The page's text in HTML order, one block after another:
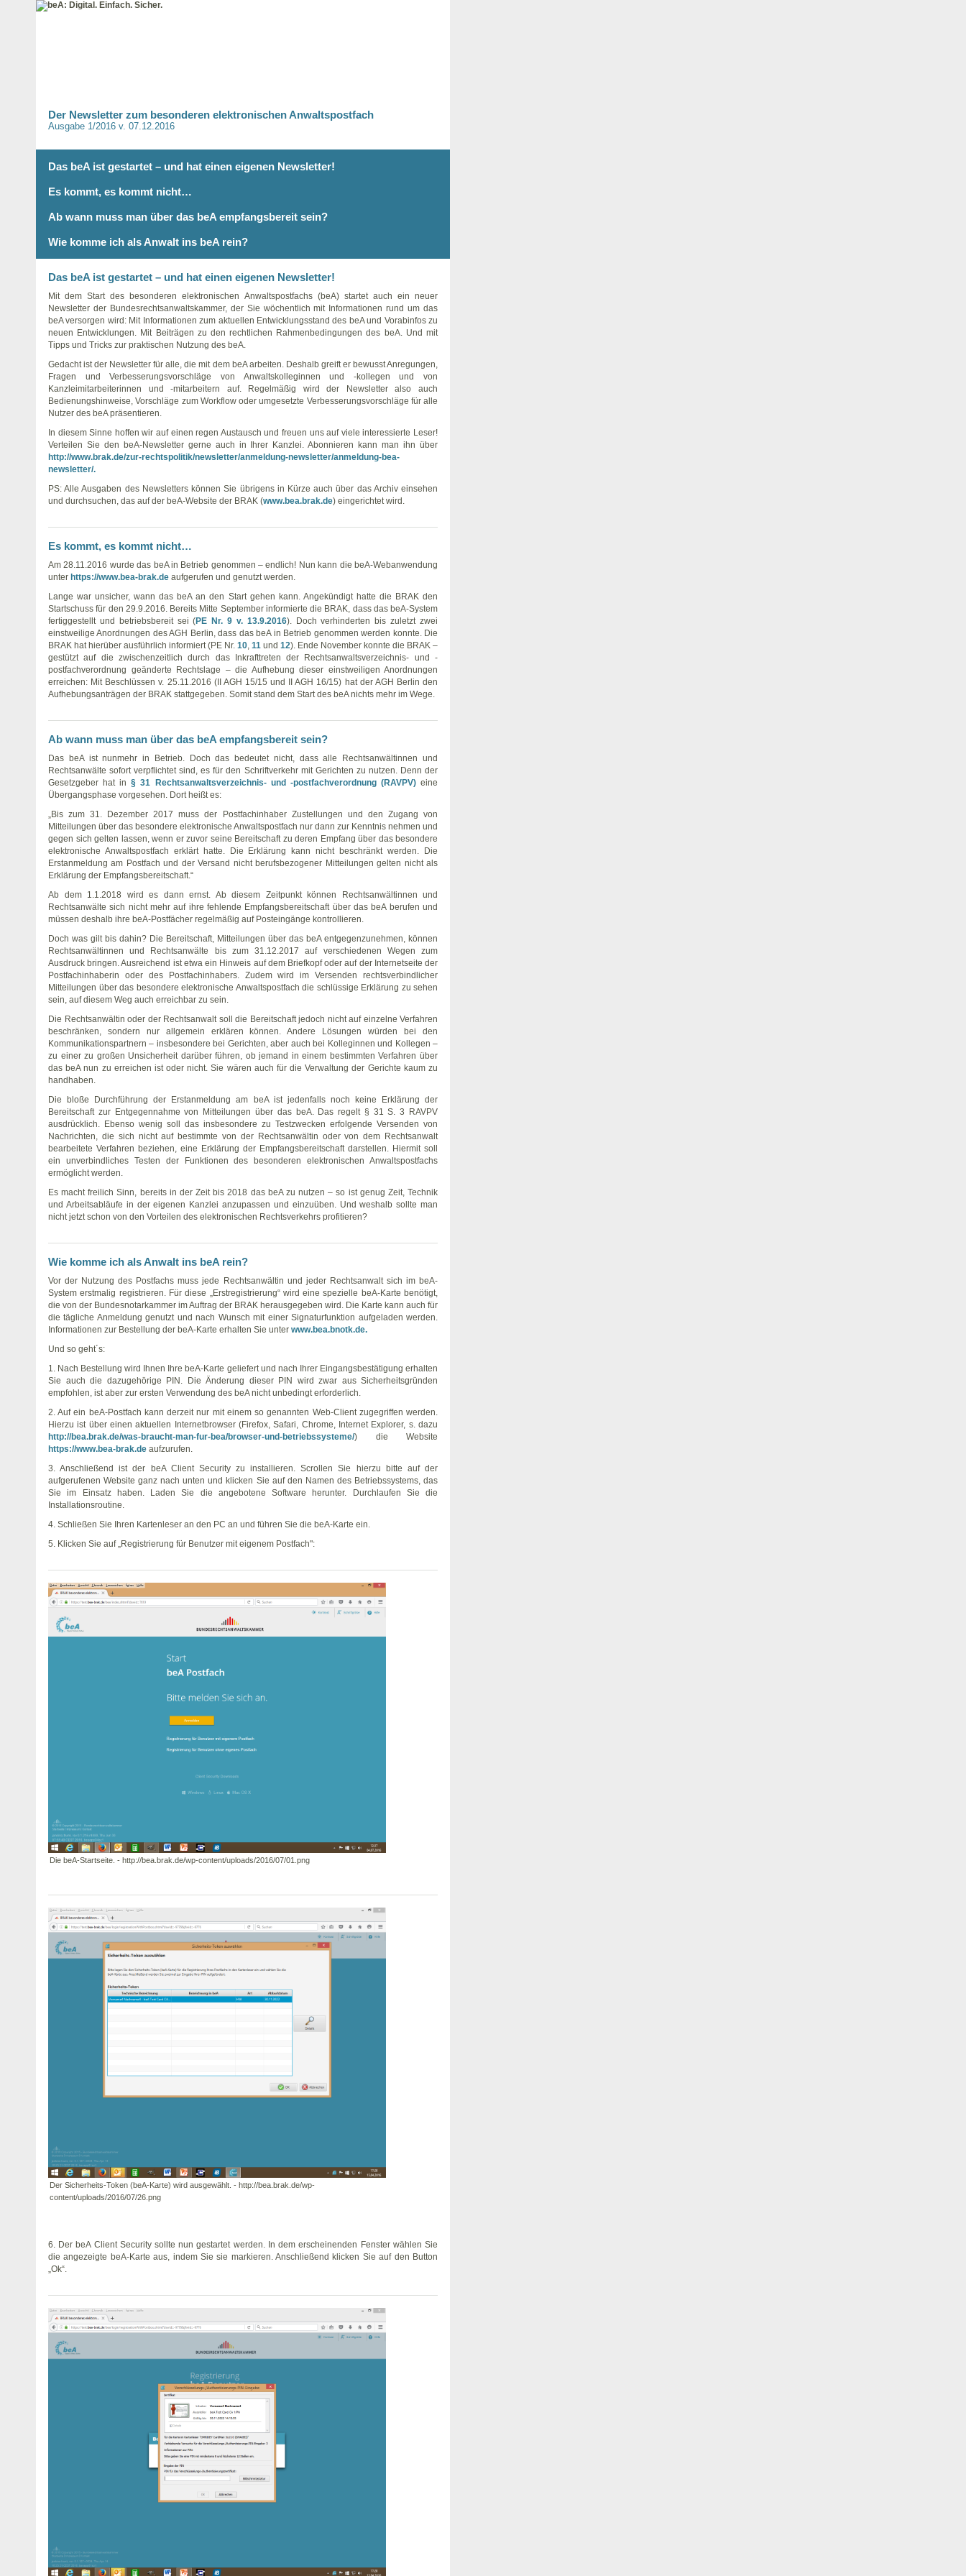
Der Newsletter zum besonderen elektronischen Anwaltspostfach
Ausgabe 1/2016 v. 07.12.2016
Das beA ist gestartet – und hat einen eigenen Newsletter!
Es kommt, es kommt nicht…
Ab wann muss man über das beA empfangsbereit sein?
Wie komme ich als Anwalt ins beA rein?
Das beA ist gestartet – und hat einen eigenen Newsletter!
Mit dem Start des besonderen elektronischen Anwaltspostfachs (beA) startet auch ein neuer
Newsletter der Bundesrechtsanwaltskammer, der Sie wöchentlich mit Informationen rund um das
beA versorgen wird: Mit Informationen zum aktuellen Entwicklungsstand des beA und Vorabinfos zu
neuen Entwicklungen. Mit Beiträgen zu den rechtlichen Rahmenbedingungen des beA. Und mit
Tipps und Tricks zur praktischen Nutzung des beA.
Gedacht ist der Newsletter für alle, die mit dem beA arbeiten. Deshalb greift er bewusst Anregungen,
Fragen und Verbesserungsvorschläge von Anwaltskolleginnen und -kollegen und von
Kanzleimitarbeiterinnen und -mitarbeitern auf. Regelmäßig wird der Newsletter also auch
Bedienungshinweise, Vorschläge zum Workflow oder umgesetzte Verbesserungsvorschläge für alle
Nutzer des beA präsentieren.
In diesem Sinne hoffen wir auf einen regen Austausch und freuen uns auf viele interessierte Leser!
Verteilen Sie den beA-Newsletter gerne auch in Ihrer Kanzlei. Abonnieren kann man ihn über
http://www.brak.de/zur-rechtspolitik/newsletter/anmeldung-newsletter/anmeldung-bea-
newsletter/.
PS: Alle Ausgaben des Newsletters können Sie übrigens in Kürze auch über das Archiv einsehen
und durchsuchen, das auf der beA-Website der BRAK (www.bea.brak.de) eingerichtet wird.
Es kommt, es kommt nicht…
Am 28.11.2016 wurde das beA in Betrieb genommen – endlich! Nun kann die beA-Webanwendung
unter https://www.bea-brak.de aufgerufen und genutzt werden.
Lange war unsicher, wann das beA an den Start gehen kann. Angekündigt hatte die BRAK den
Startschuss für den 29.9.2016. Bereits Mitte September informierte die BRAK, dass das beA-System
fertiggestellt und betriebsbereit sei (PE Nr. 9 v. 13.9.2016). Doch verhinderten bis zuletzt zwei
einstweilige Anordnungen des AGH Berlin, dass das beA in Betrieb genommen werden konnte. Die
BRAK hat hierüber ausführlich informiert (PE Nr. 10, 11 und 12). Ende November konnte die BRAK –
gestützt auf die zwischenzeitlich durch das Inkrafttreten der Rechtsanwaltsverzeichnis- und -
postfachverordnung geänderte Rechtslage – die Aufhebung dieser einstweiligen Anordnungen
erreichen: Mit Beschlüssen v. 25.11.2016 (II AGH 15/15 und II AGH 16/15) hat der AGH Berlin den
Aufhebungsanträgen der BRAK stattgegeben. Somit stand dem Start des beA nichts mehr im Wege.
Ab wann muss man über das beA empfangsbereit sein?
Das beA ist nunmehr in Betrieb. Doch das bedeutet nicht, dass alle Rechtsanwältinnen und
Rechtsanwälte sofort verpflichtet sind, es für den Schriftverkehr mit Gerichten zu nutzen. Denn der
Gesetzgeber hat in§ 31 Rechtsanwaltsverzeichnis- und -postfachverordnung (RAVPV)eine
Übergangsphase vorgesehen. Dort heißt es:
„Bis zum 31. Dezember 2017 muss der Postfachinhaber Zustellungen und den Zugang von
Mitteilungen über das besondere elektronische Anwaltspostfach nur dann zur Kenntnis nehmen und
gegen sich gelten lassen, wenn er zuvor seine Bereitschaft zu deren Empfang über das besondere
elektronische Anwaltspostfach erklärt hatte. Die Erklärung kann nicht beschränkt werden. Die
Erstanmeldung am Postfach und der Versand nicht berufsbezogener Mitteilungen gelten nicht als
Erklärung der Empfangsbereitschaft.“
Ab dem 1.1.2018 wird es dann ernst. Ab diesem Zeitpunkt können Rechtsanwältinnen und
Rechtsanwälte sich nicht mehr auf ihre fehlende Empfangsbereitschaft über das beA berufen und
müssen deshalb ihre beA-Postfächer regelmäßig auf Posteingänge kontrollieren.
Doch was gilt bis dahin? Die Bereitschaft, Mitteilungen über das beA entgegenzunehmen, können
Rechtsanwältinnen und Rechtsanwälte bis zum 31.12.2017 auf verschiedenen Wegen zum
Ausdruck bringen. Ausreichend ist etwa ein Hinweis auf dem Briefkopf oder auf der Internetseite der
Postfachinhaberin oder des Postfachinhabers. Zudem wird im Versenden rechtsverbindlicher
Mitteilungen über das besondere elektronische Anwaltspostfach die schlüssige Erklärung zu sehen
sein, auf diesem Weg auch erreichbar zu sein.
Die Rechtsanwältin oder der Rechtsanwalt soll die Bereitschaft jedoch nicht auf einzelne Verfahren
beschränken, sondern nur allgemein erklären können. Andere Lösungen würden bei den
Kommunikationspartnern – insbesondere bei Gerichten, aber auch bei Kolleginnen und Kollegen –
zu einer zu großen Unsicherheit darüber führen, ob jemand in einem bestimmten Verfahren über
das beA nun zu erreichen ist oder nicht. Sie wären auch für die Verwaltung der Gerichte kaum zu
handhaben.
Die bloße Durchführung der Erstanmeldung am beA ist jedenfalls noch keine Erklärung der
Bereitschaft zur Entgegennahme von Mitteilungen über das beA. Das regelt § 31 S. 3 RAVPV
ausdrücklich. Ebenso wenig soll das insbesondere zu Testzwecken erfolgende Versenden von
Nachrichten, die sich nicht auf bestimmte von der Rechtsanwältin oder von dem Rechtsanwalt
bearbeitete Verfahren beziehen, eine Erklärung der Empfangsbereitschaft darstellen. Hiermit soll
ein unverbindliches Testen der Funktionen des besonderen elektronischen Anwaltspostfachs
ermöglicht werden.
Es macht freilich Sinn, bereits in der Zeit bis 2018 das beA zu nutzen – so ist genug Zeit, Technik
und Arbeitsabläufe in der eigenen Kanzlei anzupassen und einzuüben. Und weshalb sollte man
nicht jetzt schon von den Vorteilen des elektronischen Rechtsverkehrs profitieren?
Wie komme ich als Anwalt ins beA rein?
Vor der Nutzung des Postfachs muss jede Rechtsanwältin und jeder Rechtsanwalt sich im beA-
System erstmalig registrieren. Für diese „Erstregistrierung“ wird eine spezielle beA-Karte benötigt,
die von der Bundesnotarkammer im Auftrag der BRAK herausgegeben wird. Die Karte kann auch für
die tägliche Anmeldung genutzt und nach Wunsch mit einer Signaturfunktion aufgeladen werden.
Informationen zur Bestellung der beA-Karte erhalten Sie unter www.bea.bnotk.de.
Und so geht´s:
1. Nach Bestellung wird Ihnen Ihre beA-Karte geliefert und nach Ihrer Eingangsbestätigung erhalten
Sie auch die dazugehörige PIN. Die Änderung dieser PIN wird zwar aus Sicherheitsgründen
empfohlen, ist aber zur ersten Verwendung des beA nicht unbedingt erforderlich.
2. Auf ein beA-Postfach kann derzeit nur mit einem so genannten Web-Client zugegriffen werden.
Hierzu ist über einen aktuellen Internetbrowser (Firefox, Safari, Chrome, Internet Explorer, s. dazu
http://bea.brak.de/was-braucht-man-fur-bea/browser-und-betriebssysteme/) die Website
https://www.bea-brak.de aufzurufen.
3. Anschließend ist der beA Client Security zu installieren. Scrollen Sie hierzu bitte auf der
aufgerufenen Website ganz nach unten und klicken Sie auf den Namen des Betriebssystems, das
Sie im Einsatz haben. Laden Sie die angebotene Software herunter. Durchlaufen Sie die
Installationsroutine.
4. Schließen Sie Ihren Kartenleser an den PC an und führen Sie die beA-Karte ein.
5. Klicken Sie auf „Registrierung für Benutzer mit eigenem Postfach":
Die beA-Startseite. - http://bea.brak.de/wp-content/uploads/2016/07/01.png
Der Sicherheits-Token (beA-Karte) wird ausgewählt. - http://bea.brak.de/wp-
content/uploads/2016/07/26.png
6. Der beA Client Security sollte nun gestartet werden. In dem erscheinenden Fenster wählen Sie
die angezeigte beA-Karte aus, indem Sie sie markieren. Anschließend klicken Sie auf den Button
„Ok“.